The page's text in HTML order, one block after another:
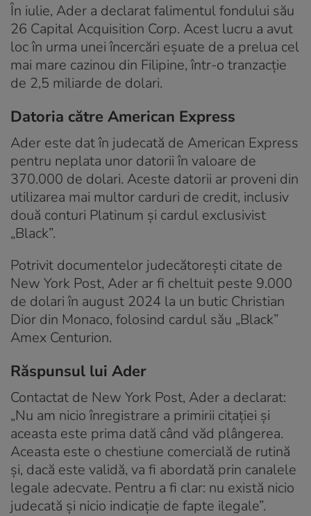
În iulie, Ader a declarat falimentul fondului său
26 Capital Acquisition Corp. Acest lucru a avut
loc în urma unei încercări eșuate de a prelua cel
mai mare cazinou din Filipine, într-o tranzacție
de 2,5 miliarde de dolari.
Datoria către American Express
Ader este dat în judecată de American Express
pentru neplata unor datorii în valoare de
370.000 de dolari. Aceste datorii ar proveni din
utilizarea mai multor carduri de credit, inclusiv
două conturi Platinum și cardul exclusivist
„Black”.
Potrivit documentelor judecătorești citate de
New York Post, Ader ar fi cheltuit peste 9.000
de dolari în august 2024 la un butic Christian
Dior din Monaco, folosind cardul său „Black”
Amex Centurion.
Răspunsul lui Ader
Contactat de New York Post, Ader a declarat:
„Nu am nicio înregistrare a primirii citației și
aceasta este prima dată când văd plângerea.
Aceasta este o chestiune comercială de rutină
și, dacă este validă, va fi abordată prin canalele
legale adecvate. Pentru a fi clar: nu există nicio
judecată și nicio indicație de fapte ilegale”.